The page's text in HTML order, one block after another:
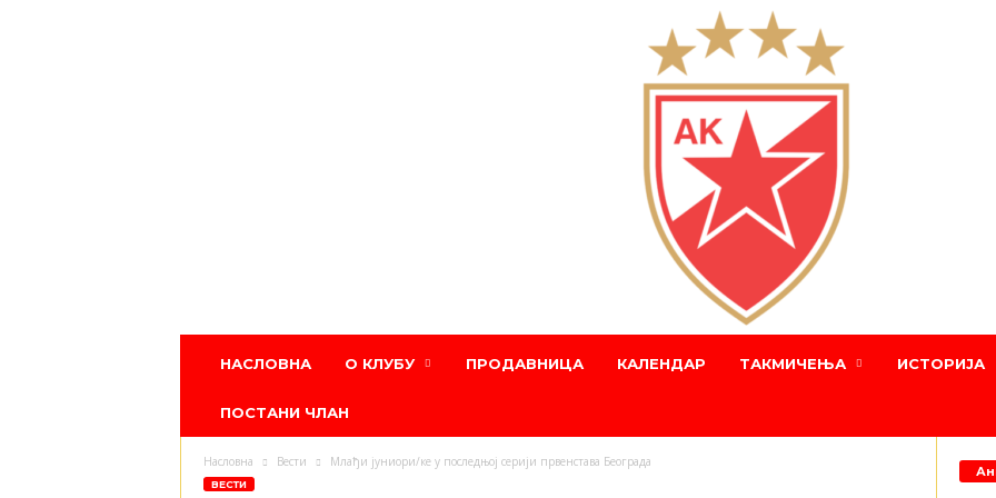
звезда
НАСЛОВНА О КЛУБУ ПРОДАВНИЦА КАЛЕНДАР ТАКМИЧЕЊА ИСТОРИЈА
ПОСТАНИ ЧЛАН
Насловна Вести Млађи јуниори/ке у последњој серији првенстава Београда
ВЕСТИ